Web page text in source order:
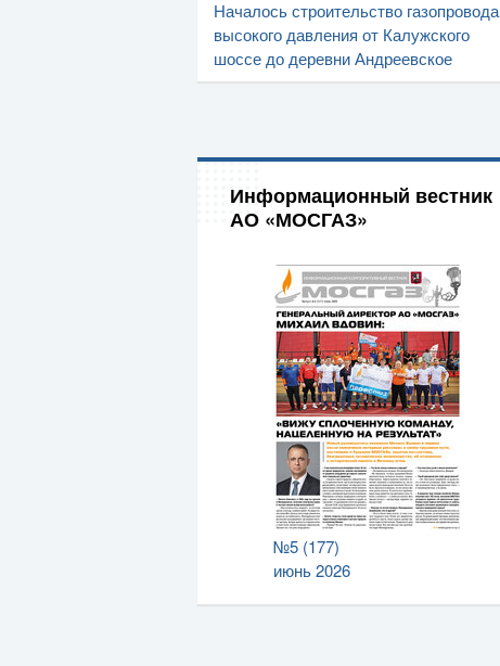
Началось строительство газопровода
высокого давления от Калужского
шоссе до деревни Андреевское
Информационный вестник
АО «МОСГАЗ»
№5 (177)
июнь 2026